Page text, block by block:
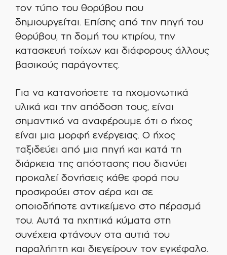
τον τύπο του θορύβου που
δημιουργείται. Επίσης από την πηγή του
θορύβου, τη δομή του κτιρίου, την
κατασκευή τοίχων και διάφορους άλλους
βασικούς παράγοντες.
Για να κατανοήσετε τα ηχομονωτικά
υλικά και την απόδοση τους, είναι
σημαντικό να αναφέρουμε ότι ο ήχος
είναι μια μορφή ενέργειας. Ο ήχος
ταξιδεύει από μια πηγή και κατά τη
διάρκεια της απόστασης που διανύει
προκαλεί δονήσεις κάθε φορά που
προσκρούει στον αέρα και σε
οποιοδήποτε αντικείμενο στο πέρασμά
του. Αυτά τα ηχητικά κύματα στη
συνέχεια φτάνουν στα αυτιά του
παραλήπτη και διεγείρουν τον εγκέφαλο.